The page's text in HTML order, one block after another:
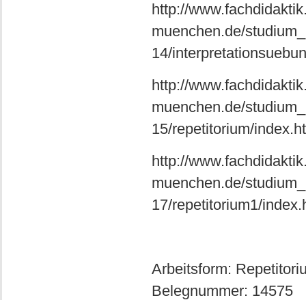
http://
muenchen.de/
14/
http://
muenchen.de/
15/repetitorium/
http://
muenchen.de/
17/repetitorium1/
Arbeitsform:
Belegnummer: 14575